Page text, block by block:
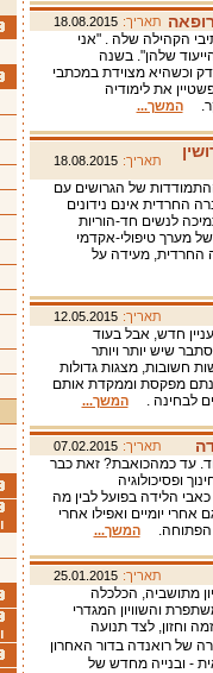
תאריך: 18.08.2015
הקהילה שלה . "אני
שלהן". בשנה
וכשהיא מצוידת במכתבי
את לימודיה
המשך...
תאריך: 18.08.2015
של הגרושים עם
החרדית אינם נידונים
לנשים חד-הוריות
מערך טיפולי-אקדמי
החרדית, מעידה על
תאריך: 12.05.2015
חדש, אבל בעוד
שיש יותר ויותר
חשובות, מצגות גדולות
מפקסת וממקדת אותם
לבחינה .המשך...
תאריך: 07.02.2015
עד כמהכואבת? זאת כבר
ופסיכולוגיה
הלידה בפועל לבין מה
יומיים ואפילו אחרי
הפתוחה.המשך...
תאריך: 25.01.2015
מתושביה, הכלכלה
והשוויון המגדרי
וחזון, לצד תנועה
של רואנדה בדור האחרון
- ובנייה מחדש של